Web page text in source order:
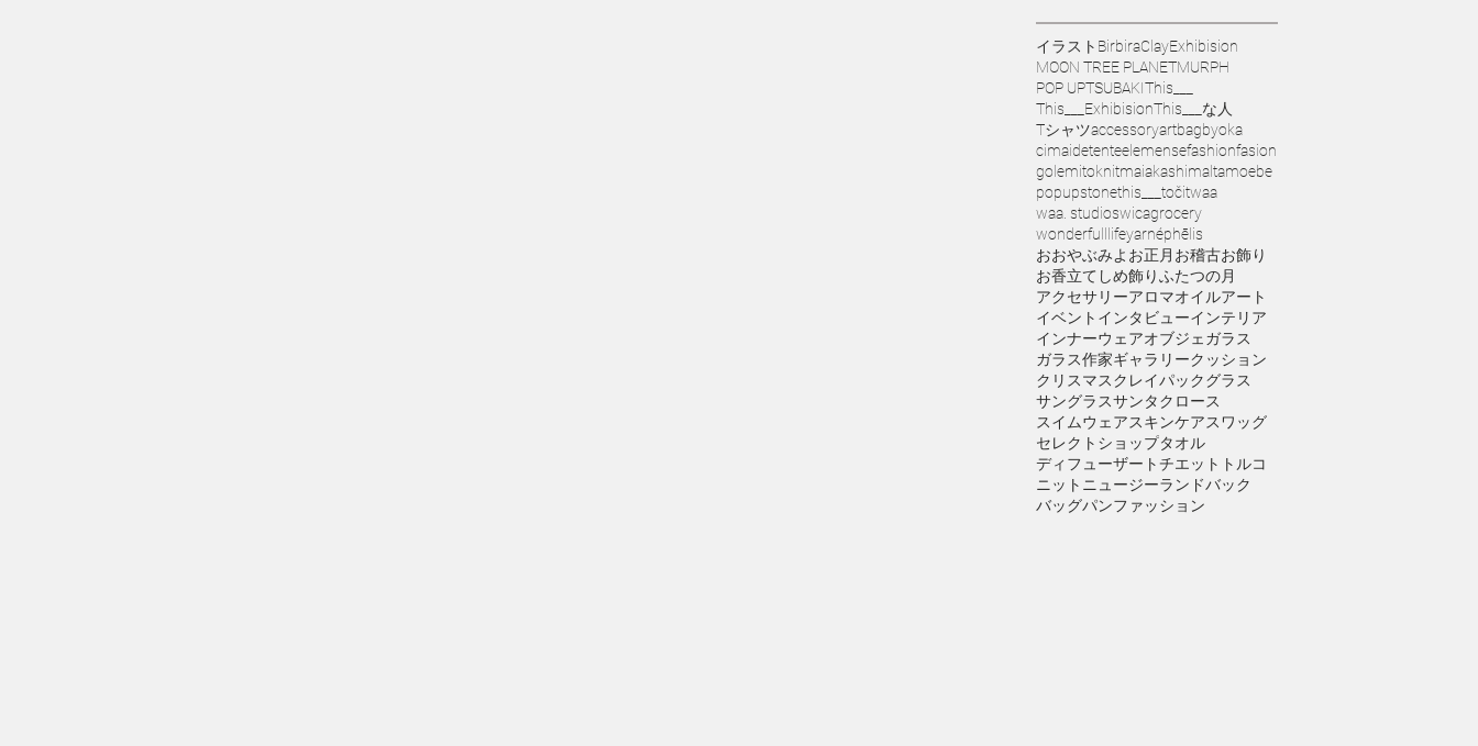
イラスト BirbiraClayExhibision
MOON TREE PLANETMURPH
POP UPTSUBAKIThis___
This___ExhibisionThis___な人
Tシャツaccessoryartbagbyoka
cimaidetenteelemensefashionfasion
golemitoknitmaiakashimaltamoebe
popupstonethis___ točitwaa
waa. studioswicagrocery
wonderfulllifeyarnéphēlis
おおやぶみよ お正月 お稽古お飾り
お香立て しめ飾りふたつの月
アクセサリーアロマオイルアート
イベント インタビューインテリア
インナーウェアオブジェ ガラス
ガラス作家ギャラリークッション
クリスマスクレイパックグラス
サングラスサンタクロース
スイムウェアスキンケアスワッグ
セレクトショップタオル
ディフューザー トチエット トルコ
ニット ニュージーランドバック
バッグパンファッション